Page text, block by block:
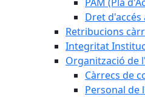
Dret
Retribucions
Integritat
Organització de
Càrrecs de
Personal de